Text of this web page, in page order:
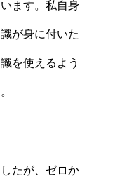
ます。私自身
が身に付いた
を使えるよう
たが、ゼロか